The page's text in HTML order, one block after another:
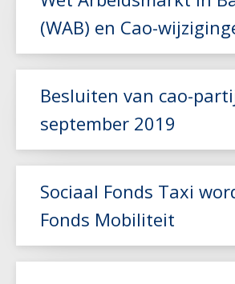
(WAB) en Cao-
Lees meer
Besluiten van cao-
september 2019
Sociaal Fonds Taxi
Fonds Mobiliteit